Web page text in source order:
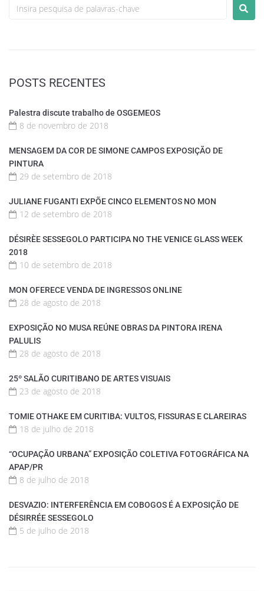
POSTS RECENTES
Palestra discute trabalho de OSGEMEOS
8 de novembro de 2018
MENSAGEM DA COR DE SIMONE CAMPOS EXPOSIÇÃO DE
PINTURA
29 de setembro de 2018
JULIANE FUGANTI EXPÕE CINCO ELEMENTOS NO MON
12 de setembro de 2018
DÉSIRÈE SESSEGOLO PARTICIPA NO THE VENICE GLASS WEEK
2018
10 de setembro de 2018
MON OFERECE VENDA DE INGRESSOS ONLINE
28 de agosto de 2018
EXPOSIÇÃO NO MUSA REÚNE OBRAS DA PINTORA IRENA
PALULIS
28 de agosto de 2018
25º SALÃO CURITIBANO DE ARTES VISUAIS
23 de agosto de 2018
TOMIE OTHAKE EM CURITIBA: VULTOS, FISSURAS E CLAREIRAS
18 de julho de 2018
“OCUPAÇÃO URBANA” EXPOSIÇÃO COLETIVA FOTOGRÁFICA NA
APAP/PR
8 de julho de 2018
DESVAZIO: INTERFERÊNCIA EM COBOGOS É A EXPOSIÇÃO DE
DÉSIRRÉE SESSEGOLO
5 de julho de 2018